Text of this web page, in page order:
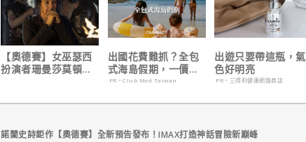
【奧德賽】女巫瑟西
扮演者珊曼莎莫頓曝
出國花費難抓？全包
式海島假期，一價搞
定食宿玩樂，省錢更
PR・Club Med Taiwan
出遊只要帶這瓶，氣
色好明亮
PR・三得利健康網路商店
諾蘭史詩鉅作【奧德賽】全新預告發布！IMAX打造神話冒險新巔峰